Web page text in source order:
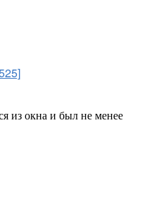
из окна и был не менее